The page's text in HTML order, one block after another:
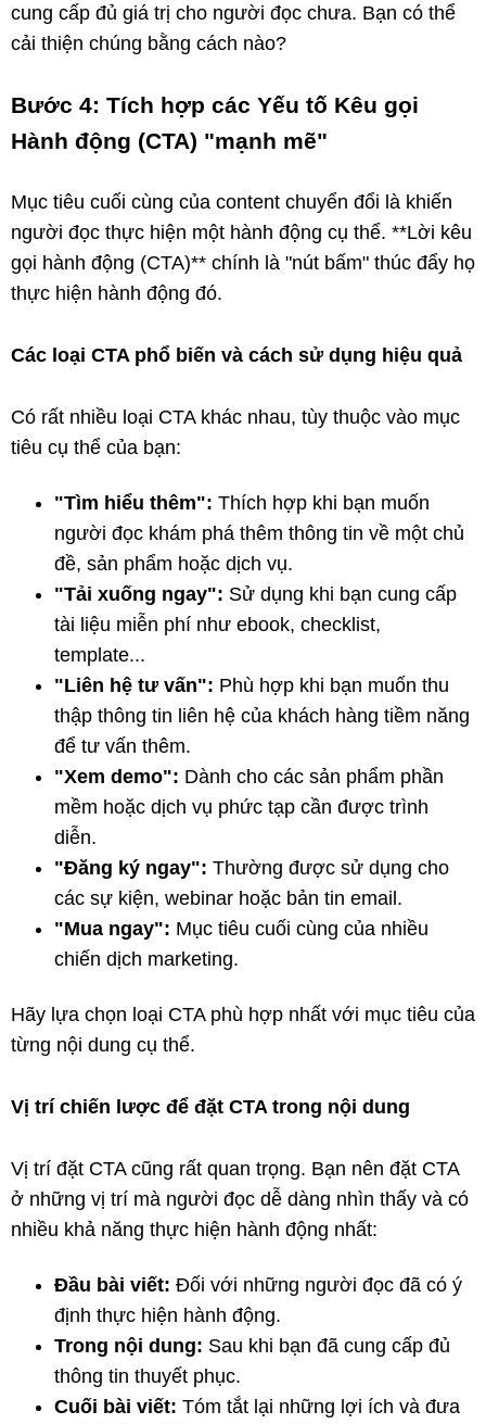
cung cấp đủ giá trị cho người đọc chưa. Bạn có thể
cải thiện chúng bằng cách nào?
Bước 4: Tích hợp các Yếu tố Kêu gọi
Hành động (CTA) "mạnh mẽ"
Mục tiêu cuối cùng của content chuyển đổi là khiến
người đọc thực hiện một hành động cụ thể. **Lời kêu
gọi hành động (CTA)** chính là "nút bấm" thúc đẩy họ
thực hiện hành động đó.
Các loại CTA phổ biến và cách sử dụng hiệu quả
Có rất nhiều loại CTA khác nhau, tùy thuộc vào mục
tiêu cụ thể của bạn:
"Tìm hiểu thêm": Thích hợp khi bạn muốn
người đọc khám phá thêm thông tin về một chủ
đề, sản phẩm hoặc dịch vụ.
"Tải xuống ngay": Sử dụng khi bạn cung cấp
tài liệu miễn phí như ebook, checklist,
template...
"Liên hệ tư vấn": Phù hợp khi bạn muốn thu
thập thông tin liên hệ của khách hàng tiềm năng
để tư vấn thêm.
"Xem demo": Dành cho các sản phẩm phần
mềm hoặc dịch vụ phức tạp cần được trình
diễn.
"Đăng ký ngay": Thường được sử dụng cho
các sự kiện, webinar hoặc bản tin email.
"Mua ngay": Mục tiêu cuối cùng của nhiều
chiến dịch marketing.
Hãy lựa chọn loại CTA phù hợp nhất với mục tiêu của
từng nội dung cụ thể.
Vị trí chiến lược để đặt CTA trong nội dung
Vị trí đặt CTA cũng rất quan trọng. Bạn nên đặt CTA
ở những vị trí mà người đọc dễ dàng nhìn thấy và có
nhiều khả năng thực hiện hành động nhất:
Đầu bài viết: Đối với những người đọc đã có ý
định thực hiện hành động.
Trong nội dung: Sau khi bạn đã cung cấp đủ
thông tin thuyết phục.
Cuối bài viết: Tóm tắt lại những lợi ích và đưa